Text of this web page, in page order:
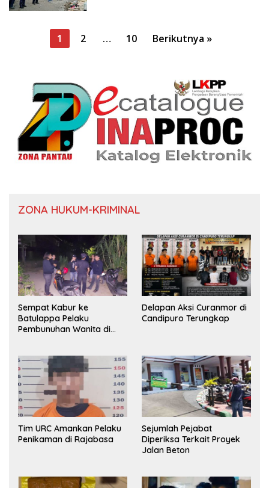
Paginasi
1 2 … 10 Berikutnya »
ZONA HUKUM-KRIMINAL
Sempat Kabur ke
Batulappa Pelaku
Pembunuhan Wanita di
Delapan Aksi Curanmor di
Candipuro Terungkap
Tim URC Amankan Pelaku
Penikaman di Rajabasa
Sejumlah Pejabat
Diperiksa Terkait Proyek
Jalan Beton